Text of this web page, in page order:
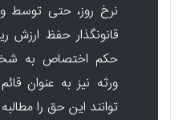
نرخ روز، حتی توسط
قانونگذار حفظ ارزش
حکم اختصاص به
ورثه نیز به عنوان
توانند این حق را